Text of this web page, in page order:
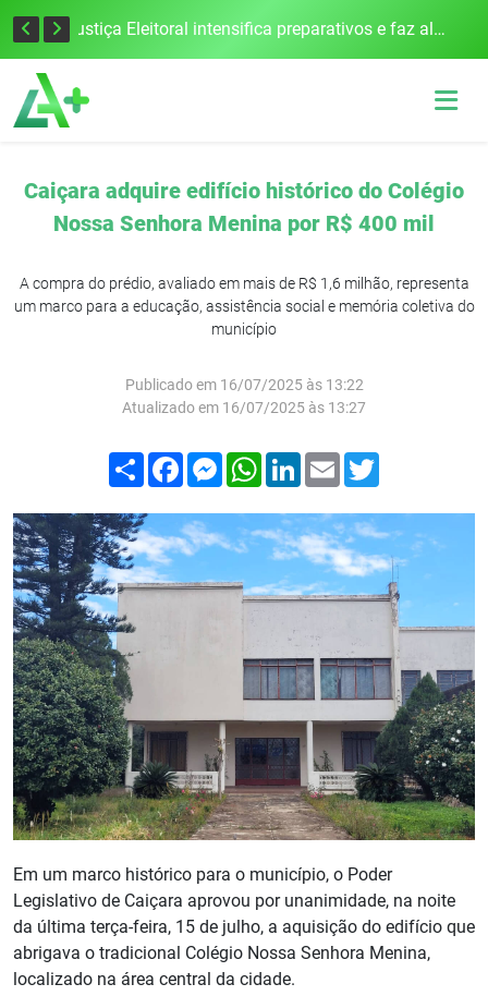
Cobrança do estacionamento rotativo começará em 10 dias em Frederico Westphalen Justiça Eleitoral intensifica preparativos e faz alertas para as Eleições 2026 na 94ª Zona Eleitoral
Caiçara adquire edifício histórico do Colégio
Nossa Senhora Menina por R$ 400 mil
A compra do prédio, avaliado em mais de R$ 1,6 milhão, representa
um marco para a educação, assistência social e memória coletiva do
município
Publicado em 16/07/2025 às 13:22
Atualizado em 16/07/2025 às 13:27
Compartilhar
FacebookMessenger
WhatsApp
LinkedIn
Email
Em um marco histórico para o município, o Poder
Legislativo de Caiçara aprovou por unanimidade, na noite
da última terça-feira, 15 de julho, a aquisição do edifício que
abrigava o tradicional Colégio Nossa Senhora Menina,
localizado na área central da cidade.